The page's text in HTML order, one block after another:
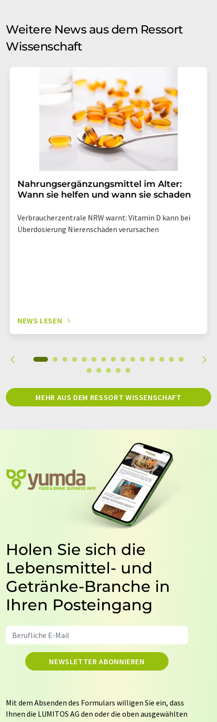
Weitere News aus dem Ressort
Wissenschaft
Nahrungsergänzungsmittel im Alter:
Wann sie helfen und wann sie schaden
Verbraucherzentrale NRW warnt: Vitamin D kann bei
Überdosierung Nierenschäden verursachen
NEWS LESEN
MEHR AUS DEM RESSORT WISSENSCHAFT
Holen Sie sich die
Lebensmittel- und
Getränke-Branche in
Ihren Posteingang
NEWSLETTER ABONNIEREN
Mit dem Absenden des Formulars willigen Sie ein, dass
Ihnen die LUMITOS AG den oder die oben ausgewählten